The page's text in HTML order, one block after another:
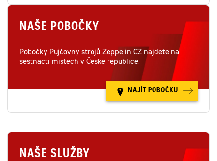
NAŠE POBOČKY
Pobočky Pujčovny strojů Zeppelin CZ najdete na
šestnácti místech v České republice.
NAJÍT POBOČKU
NAŠE SLUŽBY